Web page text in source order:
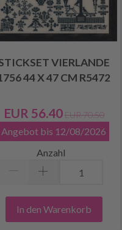
VIERLANDE
44 X 47 CM R5472
EUR 56.40 EUR 70.50
Angebot bis 12/08/2026
Anzahl
In den Warenkorb